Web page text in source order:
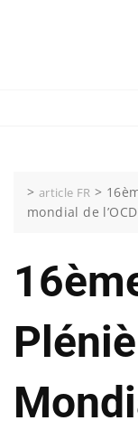
> article FR >
mondial de